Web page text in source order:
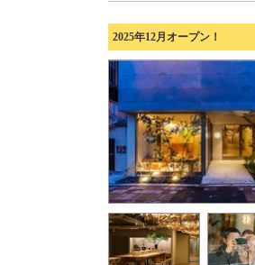
2025年12月オープン！